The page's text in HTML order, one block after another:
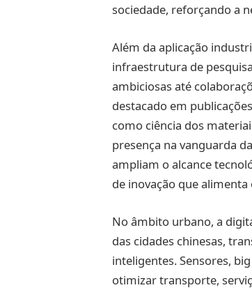
sociedade, reforçando a
Além da aplicação
infraestrutura de
ambiciosas até
destacado em
como ciência dos
presença na vanguarda
ampliam o alcance
de inovação que
No âmbito urbano, a
das cidades chinesas,
inteligentes. Sensores,
otimizar transporte,